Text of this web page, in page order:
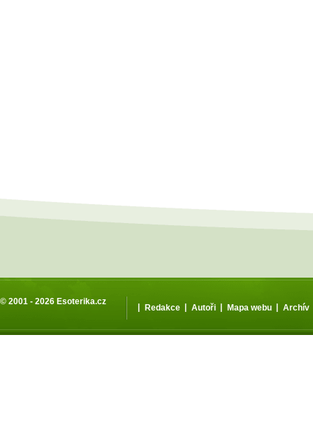
© 2001 - 2026 Esoterika.cz
| Redakce | Autoři | Mapa webu | Archív